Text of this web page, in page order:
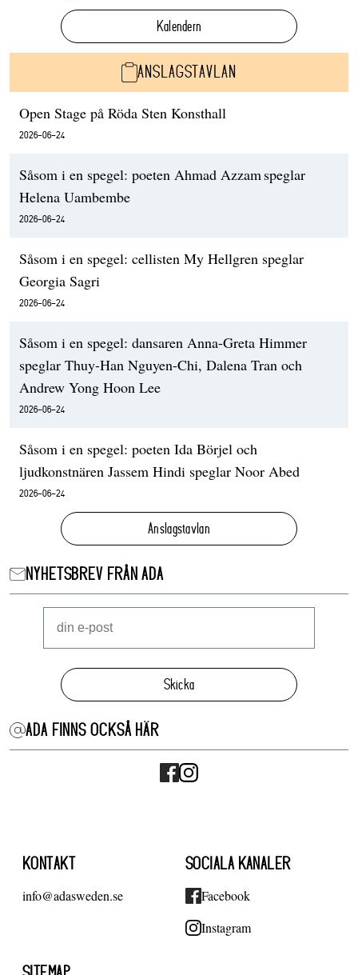
Kalendern
ANSLAGSTAVLAN
Open Stage på Röda Sten Konsthall
2026-06-24
Såsom i en spegel: poeten Ahmad Azzam speglar
Helena Uambembe
2026-06-24
Såsom i en spegel: cellisten My Hellgren speglar
Georgia Sagri
2026-06-24
Såsom i en spegel: dansaren Anna-Greta Himmer
speglar Thuy-Han Nguyen-Chi, Dalena Tran och
Andrew Yong Hoon Lee
2026-06-24
Såsom i en spegel: poeten Ida Börjel och
ljudkonstnären Jassem Hindi speglar Noor Abed
2026-06-24
Anslagstavlan
NYHETSBREV FRÅN ADA
Skicka
ADA FINNS OCKSÅ HÄR
KONTAKT
info@adasweden.se
SOCIALA KANALER
Facebook
Instagram